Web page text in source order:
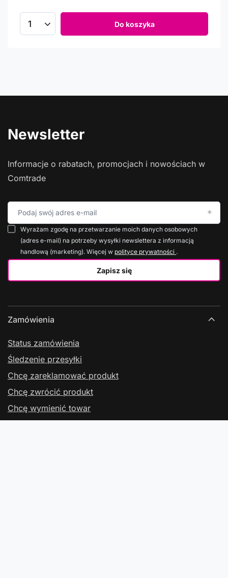
Do koszyka
Newsletter
Informacje o rabatach, promocjach i nowościach w
Comtrade
Podaj swój adres e-mail
Zapisz się
Wyrażam zgodę na przetwarzanie moich danych osobowych
(adres e-mail) na potrzeby wysyłki newslettera z informacją
handlową (marketing). Więcej w polityce prywatności .
Zamówienia
Status zamówienia
Śledzenie przesyłki
Chcę zareklamować produkt
Chcę zwrócić produkt
Chcę wymienić towar